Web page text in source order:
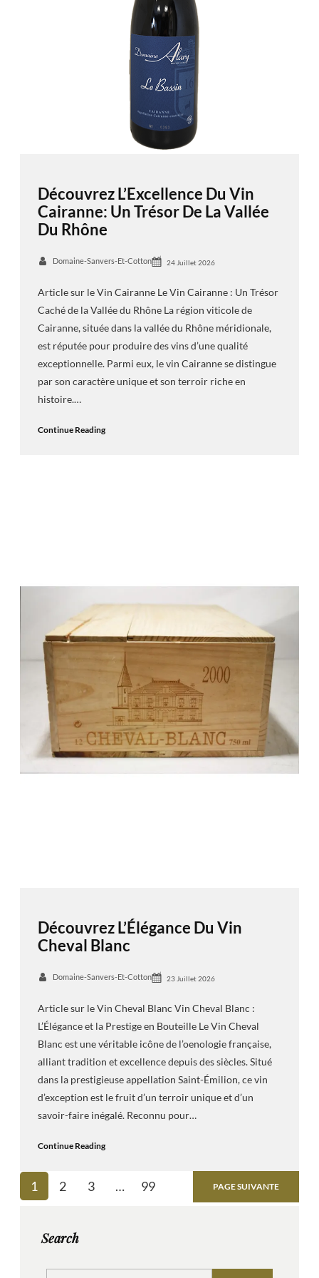
Découvrez L’Excellence Du Vin
Cairanne: Un Trésor De La Vallée
Du Rhône
Domaine-Sanvers-Et-Cotton 24 Juillet 2026
Article sur le Vin Cairanne Le Vin Cairanne : Un Trésor
Caché de la Vallée du Rhône La région viticole de
Cairanne, située dans la vallée du Rhône méridionale,
est réputée pour produire des vins d’une qualité
exceptionnelle. Parmi eux, le vin Cairanne se distingue
par son caractère unique et son terroir riche en
histoire.…
Continue Reading
Découvrez L’Élégance Du Vin
Cheval Blanc
Domaine-Sanvers-Et-Cotton 23 Juillet 2026
Article sur le Vin Cheval Blanc Vin Cheval Blanc :
L’Élégance et la Prestige en Bouteille Le Vin Cheval
Blanc est une véritable icône de l’oenologie française,
alliant tradition et excellence depuis des siècles. Situé
dans la prestigieuse appellation Saint-Émilion, ce vin
d’exception est le fruit d’un terroir unique et d’un
savoir-faire inégalé. Reconnu pour…
Continue Reading
1 2 3 … 99 PAGE SUIVANTE
Search